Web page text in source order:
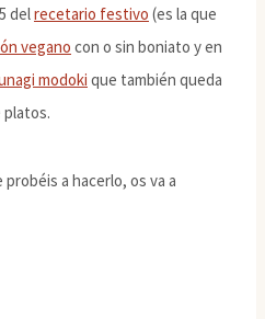
delrecetario festivo (es la que
vegano con o sin boniato y en
modoki que también queda
probéis a hacerlo, os va a